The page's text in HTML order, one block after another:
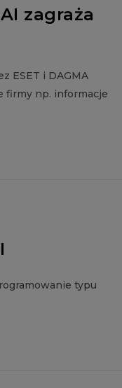
zagraża
ESET i DAGMA
firmy np. informacje
typu